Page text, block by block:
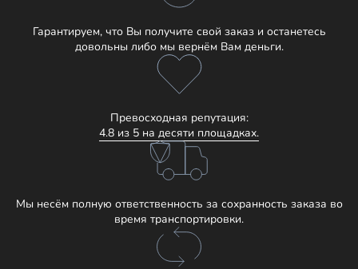
Гарантируем, что Вы получите свой заказ и останетесь
довольны либо мы вернём Вам деньги.
Превосходная репутация:
4.8 из 5 на десяти площадках.
Мы несём полную ответственность за сохранность заказа во
время транспортировки.